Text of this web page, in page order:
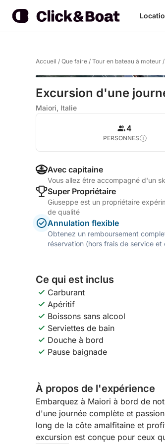
Accueil / Que faire / Tour en bateau à moteur /
Excursion d'une
Maiori, Italie
4
PERSONNES
Avec capitaine
Vous allez être accompagné d'un
Super Propriétaire
Giuseppe est un propriétaire
de qualité
Annulation flexible
Obtenez un remboursement
réservation (hors frais de service et
Ce qui est inclus
Carburant
Apéritif
Boissons sans alcool
Serviettes de bain
Douche à bord
Pause baignade
À propos de l'expérience
Embarquez à Maiori à bord de
d'une journée complète et
long de la côte amalfitaine et
excursion est conçue pour ceux